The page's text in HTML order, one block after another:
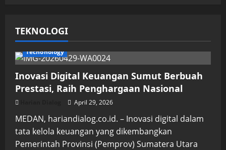
TEKNOLOGI
Techonology
Inovasi Digital Keuangan Sumut Berbuah
Prestasi, Raih Penghargaan Nasional
April 29, 2026
MEDAN, hariandialog.co.id. – Inovasi digital dalam
tata kelola keuangan yang dikembangkan
Pemerintah Provinsi (Pemprov) Sumatera Utara